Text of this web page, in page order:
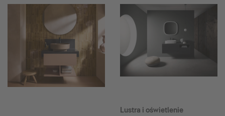
Lustra i oświetlenie